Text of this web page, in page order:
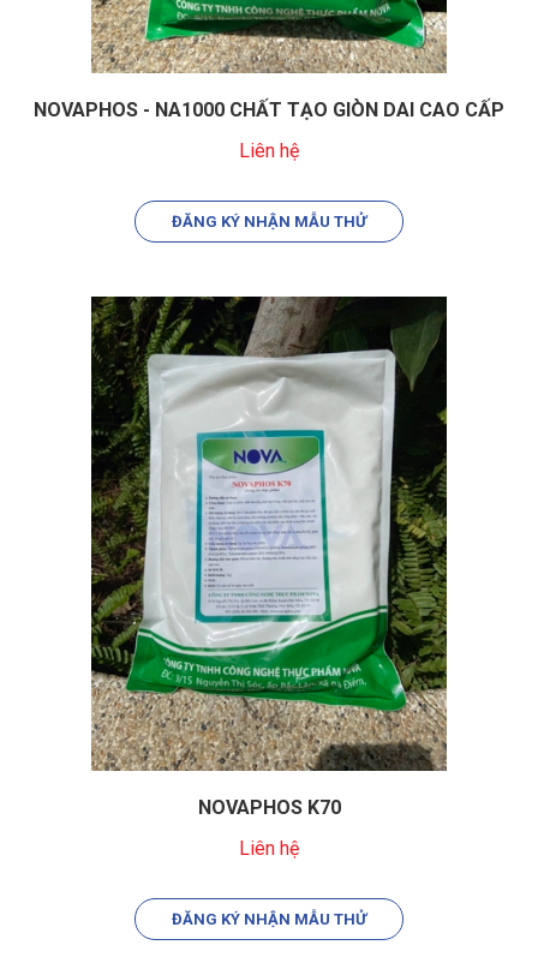
NOVAPHOS - NA1000 CHẤT TẠO GIÒN DAI CAO CẤP
Liên hệ
ĐĂNG KÝ NHẬN MẪU THỬ
NOVAPHOS K70
Liên hệ
ĐĂNG KÝ NHẬN MẪU THỬ